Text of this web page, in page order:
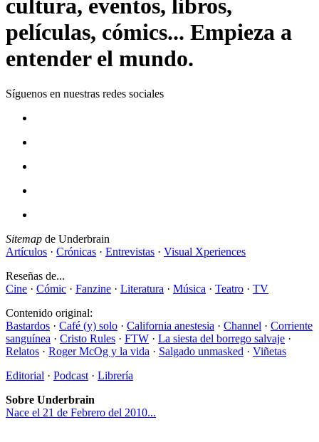
cultura, eventos, libros,
películas, cómics... Empieza a
entender el mundo.
Síguenos en nuestras redes sociales
Sitemap de Underbrain
Artículos · Crónicas · Entrevistas · Visual Xperiences
Reseñas de...
Cine · Cómic · Fanzine · Literatura · Música · Teatro · TV
Contenido original:
Bastardos · Café (y) solo · California anestesia · Channel · Corriente
sanguínea · Cristo Rules · FTW · La siesta del borrego salvaje ·
Relatos · Roger McOg y la vida · Salgado unmasked · Viñetas
Editorial · Podcast · Librería
Sobre Underbrain
Nace el 21 de Febrero del 2010...